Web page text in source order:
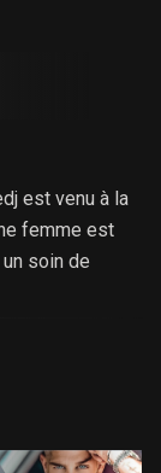
est venu à la
femme est
soin de
que le